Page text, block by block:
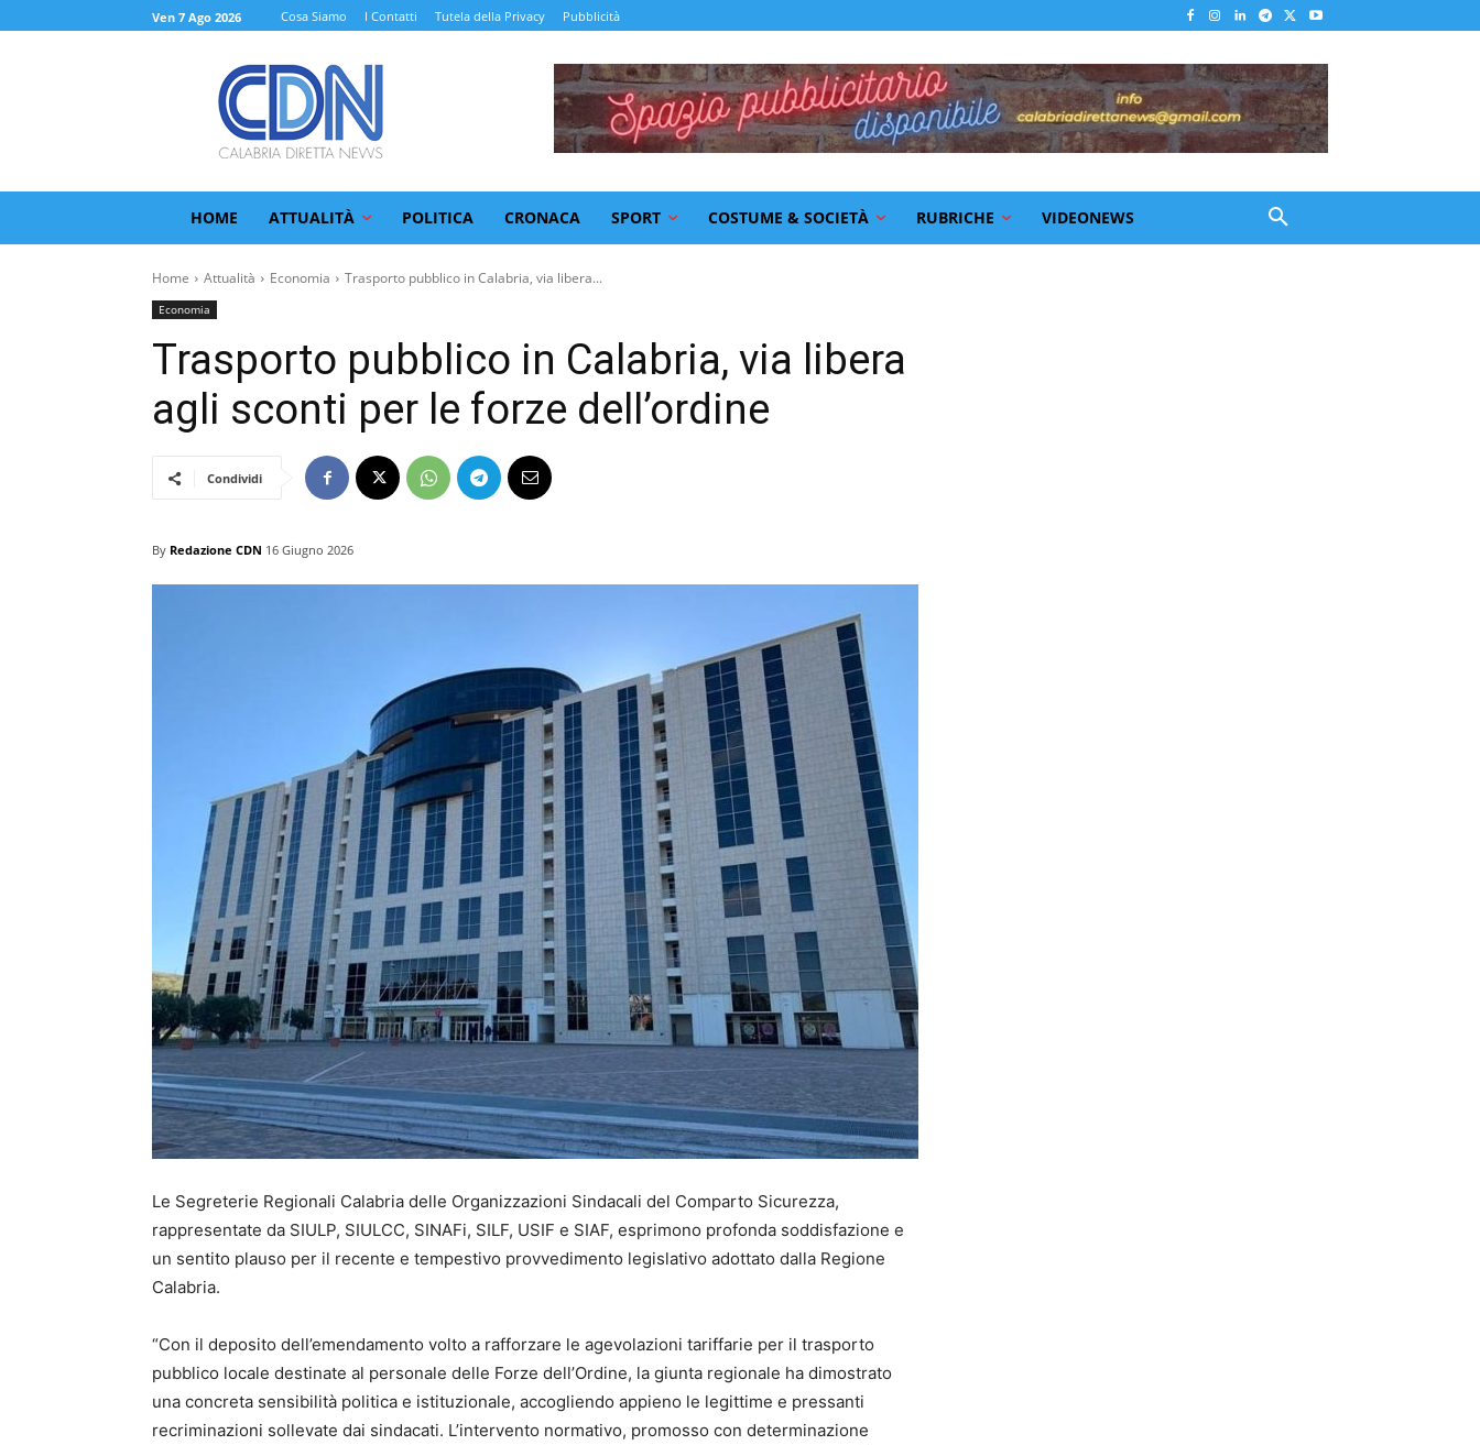
Ven 7 Ago 2026 Cosa Siamo I Contatti Tutela della Privacy Pubblicità
HOME ATTUALITÀ POLITICA CRONACA SPORT COSTUME & SOCIETÀ RUBRICHE VIDEONEWS
Home Attualità Economia Trasporto pubblico in Calabria, via libera...
Economia
Trasporto pubblico in Calabria, via libera
agli sconti per le forze dell’ordine
Condividi
By Redazione CDN 16 Giugno 2026
Le Segreterie Regionali Calabria delle Organizzazioni Sindacali del Comparto Sicurezza,
rappresentate da SIULP, SIULCC, SINAFi, SILF, USIF e SIAF, esprimono profonda soddisfazione e
un sentito plauso per il recente e tempestivo provvedimento legislativo adottato dalla Regione
Calabria.
“Con il deposito dell’emendamento volto a rafforzare le agevolazioni tariffarie per il trasporto
pubblico locale destinate al personale delle Forze dell’Ordine, la giunta regionale ha dimostrato
una concreta sensibilità politica e istituzionale, accogliendo appieno le legittime e pressanti
recriminazioni sollevate dai sindacati. L’intervento normativo, promosso con determinazione